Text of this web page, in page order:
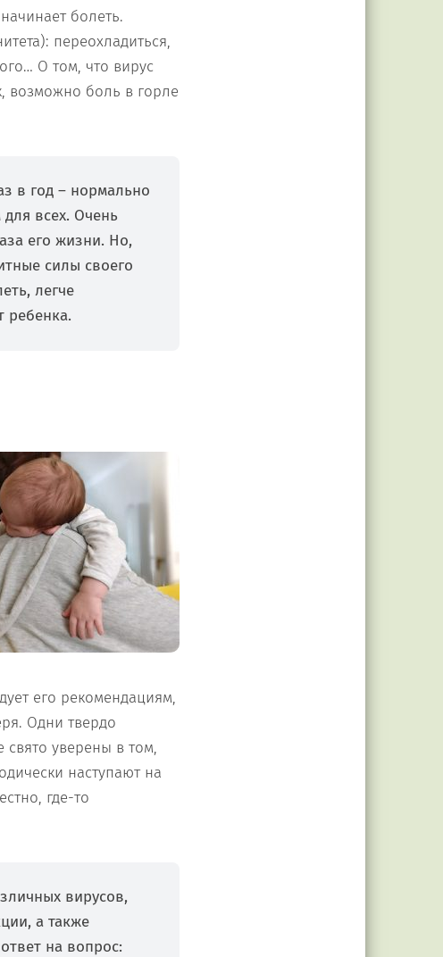
болеть.
переохладиться,
О том, что вирус
возможно боль в горле
в год – нормально
всех. Очень
его жизни. Но,
силы своего
легче
ребенка.
его рекомендациям,
Одни твердо
свято уверены в том,
наступают на
где-то
вирусов,
а также
на вопрос: